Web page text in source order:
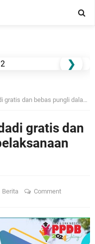
❯
bebas pungli dalam pelaksanaan PPDB
gratis dan
Berita Comment